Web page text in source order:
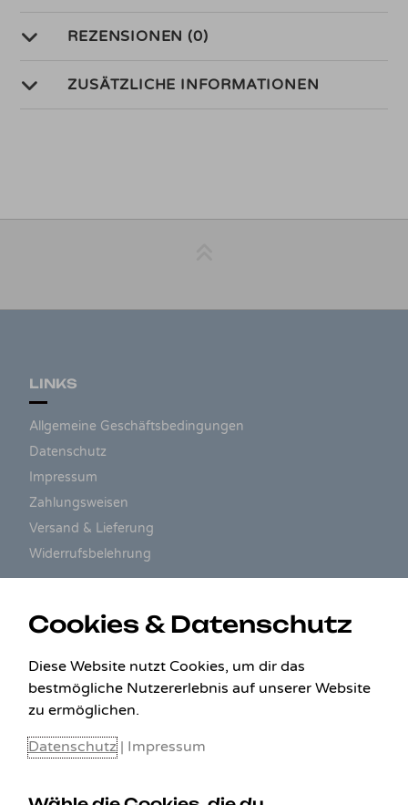
REZENSIONEN (0)
ZUSÄTZLICHE INFORMATIONEN
LINKS
Allgemeine Geschäftsbedingungen
Datenschutz
Impressum
Zahlungsweisen
Versand & Lieferung
Widerrufsbelehrung
Cookies & Datenschutz
Diese Website nutzt Cookies, um dir das
bestmögliche Nutzererlebnis auf unserer Website
zu ermöglichen.
Datenschutz | Impressum